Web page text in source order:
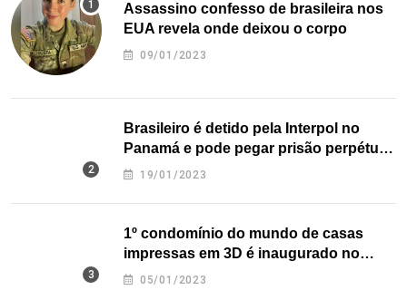
Assassino confesso de brasileira nos
EUA revela onde deixou o corpo
09/01/2023
Brasileiro é detido pela Interpol no
Panamá e pode pegar prisão perpétua
nos EUA
19/01/2023
1º condomínio do mundo de casas
impressas em 3D é inaugurado no
Texas
05/01/2023